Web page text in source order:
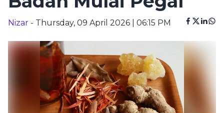
Nizar - Thursday, 09 April 2026 | 06:15 PM